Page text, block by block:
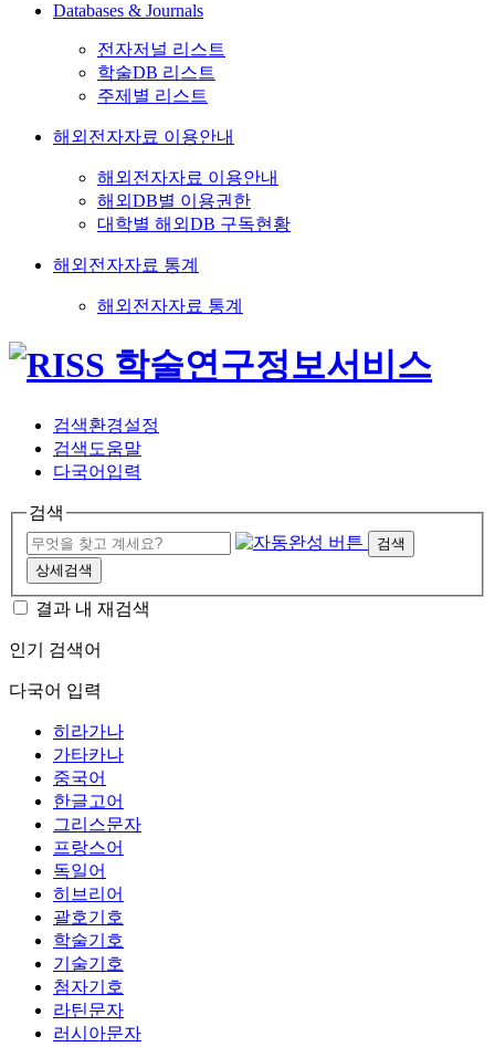
Databases & Journals
전자저널 리스트
학술DB 리스트
주제별 리스트
해외전자자료 이용안내
해외전자자료 이용안내
해외DB별 이용권한
대학별 해외DB 구독현황
해외전자자료 통계
해외전자자료 통계
검색환경설정
검색도움말
다국어입력
검색
검색
상세검색
결과 내 재검색
인기 검색어
다국어 입력
히라가나
가타카나
중국어
한글고어
그리스문자
프랑스어
독일어
히브리어
괄호기호
학술기호
기술기호
첨자기호
라틴문자
러시아문자